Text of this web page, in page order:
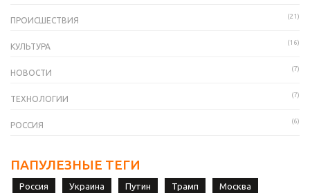
ПРОИСШЕСТВИЯ (21)
КУЛЬТУРА (16)
НОВОСТИ (7)
ТЕХНОЛОГИИ (7)
РОССИЯ (6)
ПАПУЛЕЗНЫЕ ТЕГИ
Россия Украина Путин Трамп Москва